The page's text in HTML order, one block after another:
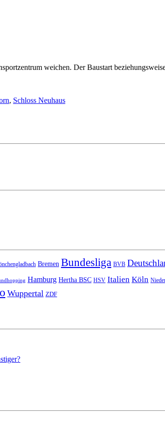
weichen. Der Baustart
, Schloss Neuhaus
Bremen Bundesliga BVB
Hamburg Hertha BSC HSV Italien Köln
Wuppertal ZDF